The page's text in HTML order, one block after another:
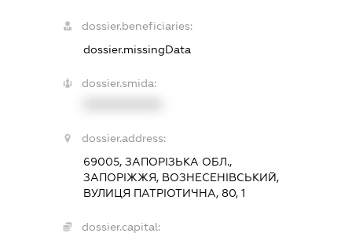
dossier.beneficiaries:
dossier.missingData
dossier.smida:
dossier.address:
69005, ЗАПОРІЗЬКА ОБЛ.,
ЗАПОРІЖЖЯ, ВОЗНЕСЕНІВСЬКИЙ,
ВУЛИЦЯ ПАТРІОТИЧНА, 80, 1
dossier.capital: